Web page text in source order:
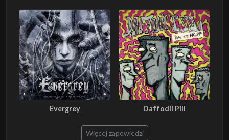
Evergrey Daffodil Pill
Więcej zapowiedzi